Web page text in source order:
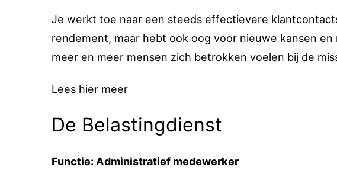
Je werkt toe naar een steeds effectievere
rendement, maar hebt ook oog voor nieuwe kansen
meer en meer mensen zich betrokken voelen bij de
Lees hier meer
De Belastingdienst
Functie: Administratief medewerker